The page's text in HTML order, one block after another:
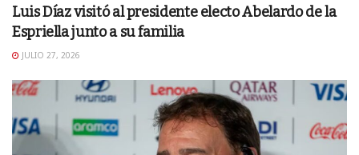
Luis Díaz visitó al presidente electo Abelardo de la
Espriella junto a su familia
JULIO 27, 2026